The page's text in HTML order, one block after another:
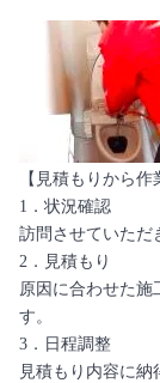
【見積もりから作
1．状況確認
訪問させていただ
2．見積もり
原因に合わせた施
す。
3．日程調整
見積もり内容に